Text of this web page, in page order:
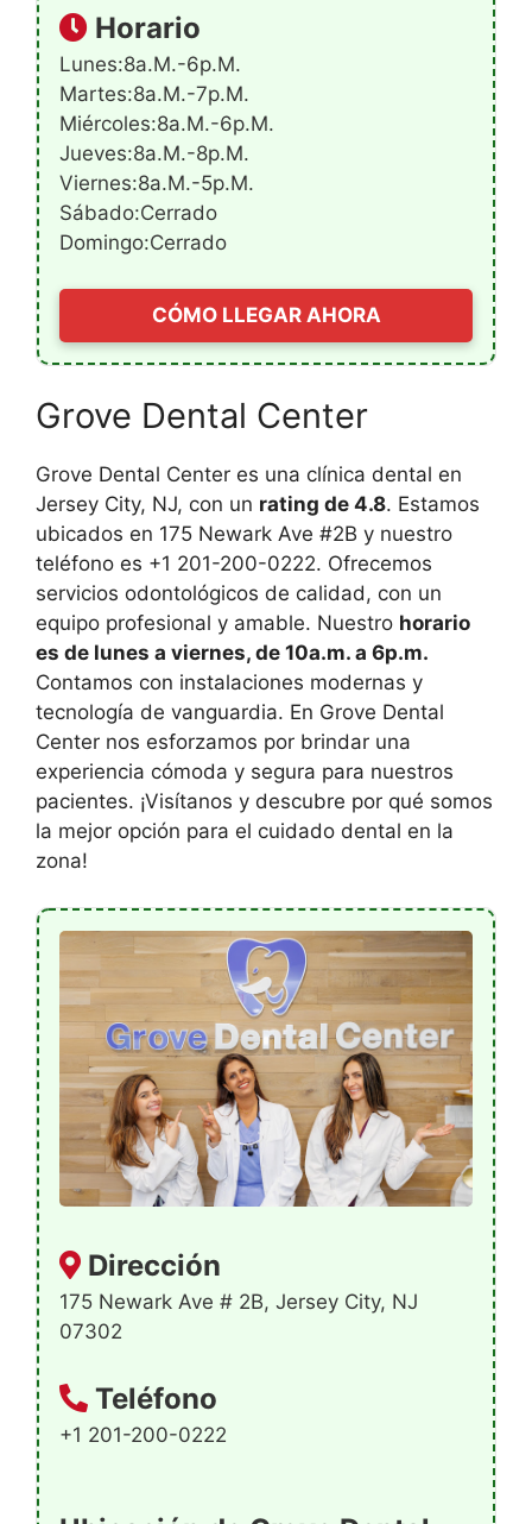
Horario
Lunes:8a.m.-6p.m.
Martes:8a.m.-7p.m.
Miércoles:8a.m.-6p.m.
Jueves:8a.m.-8p.m.
Viernes:8a.m.-5p.m.
Sábado:Cerrado
Domingo:Cerrado
CÓMO LLEGAR AHORA
Grove Dental Center
Grove Dental Center es una clínica dental en
Jersey City, NJ, con un rating de 4.8. Estamos
ubicados en 175 Newark Ave #2B y nuestro
teléfono es +1 201-200-0222. Ofrecemos
servicios odontológicos de calidad, con un
equipo profesional y amable. Nuestro horario
es de lunes a viernes, de 10a.m. a 6p.m.
Contamos con instalaciones modernas y
tecnología de vanguardia. En Grove Dental
Center nos esforzamos por brindar una
experiencia cómoda y segura para nuestros
pacientes. ¡Visítanos y descubre por qué somos
la mejor opción para el cuidado dental en la
zona!
Dirección
175 Newark Ave # 2B, Jersey City, NJ
07302
Teléfono
+1 201-200-0222